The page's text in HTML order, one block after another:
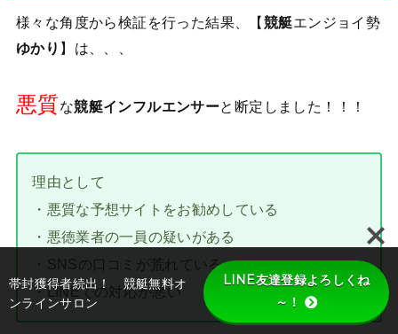
様々な角度から検証を行った結果、【 競艇エンジョイ勢
ゆかり 】は、、、
悪質な競艇インフルエンサーと断定しました！！！
理由として
・悪質な予想サイトをお勧めしている
・悪徳業者の一員の疑いがある
・SNSの口コミが荒れている
・LINEでの対応が悪い
帯封獲得者続出！ 競艇無料オ
ンラインサロン
LINE友達登録よろしくね
～！